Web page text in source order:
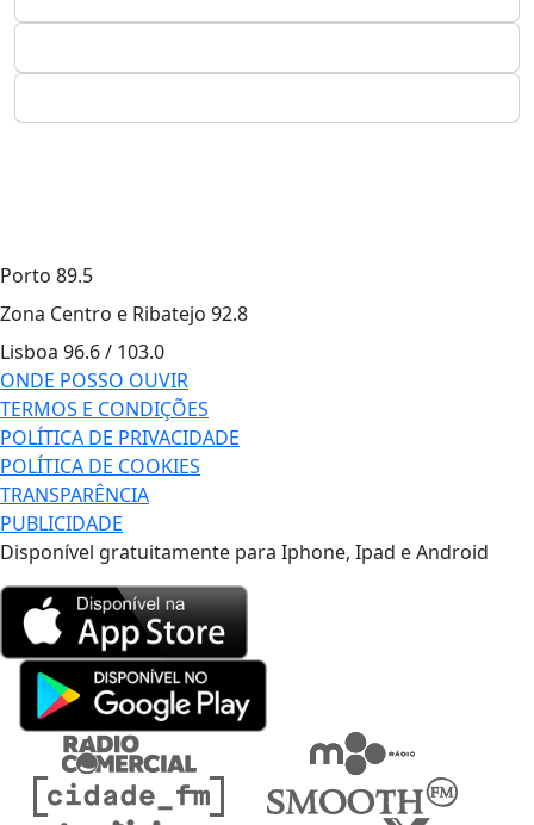
Porto 89.5
Zona Centro e Ribatejo 92.8
Lisboa 96.6 / 103.0
ONDE POSSO OUVIR
TERMOS E CONDIÇÕES
POLÍTICA DE PRIVACIDADE
POLÍTICA DE COOKIES
TRANSPARÊNCIA
PUBLICIDADE
Disponível gratuitamente para Iphone, Ipad e Android